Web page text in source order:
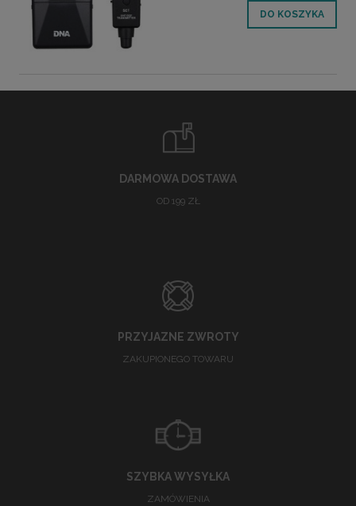
DO KOSZYKA
DARMOWA DOSTAWA
OD 199 ZŁ
PRZYJAZNE ZWROTY
ZAKUPIONEGO TOWARU
SZYBKA WYSYŁKA
ZAMÓWIENIA